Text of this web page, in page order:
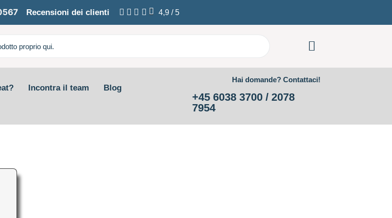
Recensioni dei clienti 4,9/5
Incontra il team
Blog
Hai domande? Contattaci!
+45 6038 3700 / 2078
7954